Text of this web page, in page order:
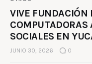
VIVE FUNDACIÓN
COMPUTADORAS
SOCIALES EN
JUNIO 30, 2026 0